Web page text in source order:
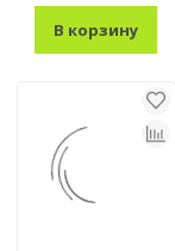
В корзину